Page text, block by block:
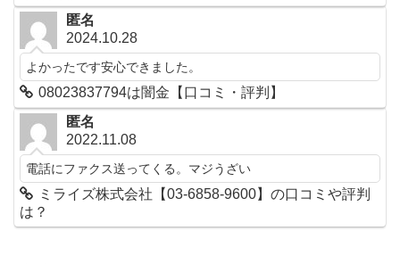
匿名
2024.10.28
よかったです安心できました。
08023837794は闇金【口コミ・評判】
匿名
2022.11.08
電話にファクス送ってくる。マジうざい
ミライズ株式会社【03-6858-9600】の口コミや評判
は？